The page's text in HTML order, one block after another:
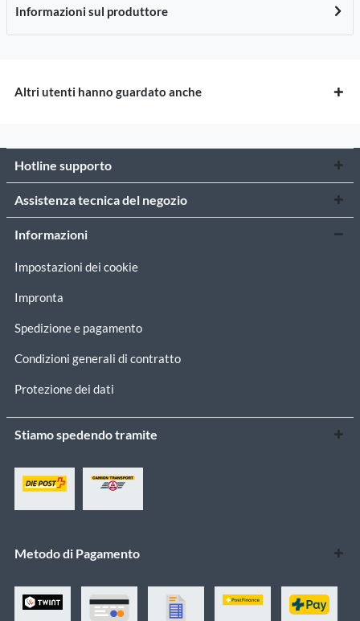
Informazioni sul produttore
Altri utenti hanno guardato anche
Hotline supporto
Assistenza tecnica del negozio
Informazioni
Impostazioni dei cookie
Impronta
Spedizione e pagamento
Condizioni generali di contratto
Protezione dei dati
Stiamo spedendo tramite
Metodo di Pagamento